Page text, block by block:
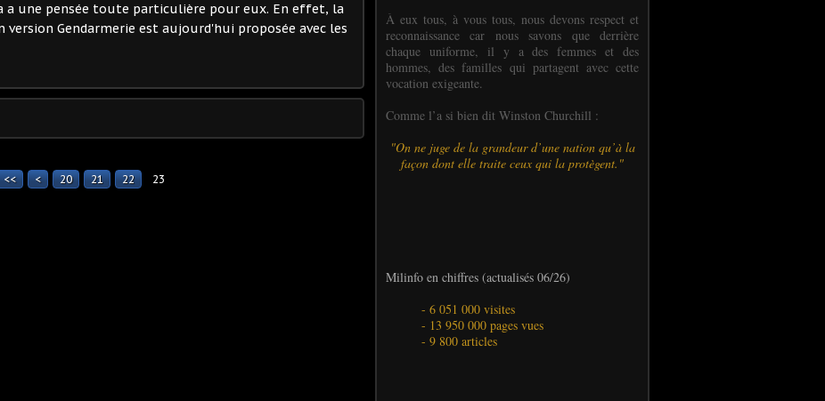
a une pensée toute particulière pour eux. En effet, la
version Gendarmerie est aujourd'hui proposée avec les
<< < 10
20 21 22 23
À eux tous, à vous tous, nous devons respect et
reconnaissance car nous savons que derrière
chaque uniforme, il y a des femmes et des
hommes, des familles qui partagent avec cette
vocation exigeante.
Comme l’a si bien dit Winston Churchill :
"On ne juge de la grandeur d’une nation qu’à la
façon dont elle traite ceux qui la protègent."
Milinfo en chiffres (actualisés 06/26)
- 6 051 000 visites
- 13 950 000 pages vues
- 9 800 articles